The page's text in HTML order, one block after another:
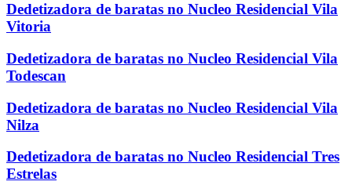
Dedetizadora de baratas no Nucleo Residencial Vila
Vitoria
Dedetizadora de baratas no Nucleo Residencial Vila
Todescan
Dedetizadora de baratas no Nucleo Residencial Vila
Nilza
Dedetizadora de baratas no Nucleo Residencial Tres
Estrelas